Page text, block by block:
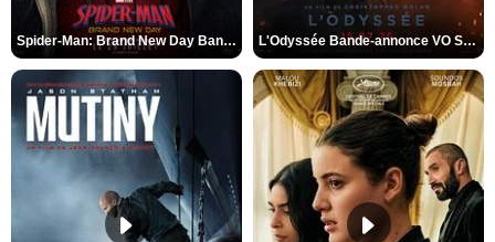
Spider-Man: Brand New Day Bande-annonce VO STFR L'Odyssée Bande-annonce VO STFR